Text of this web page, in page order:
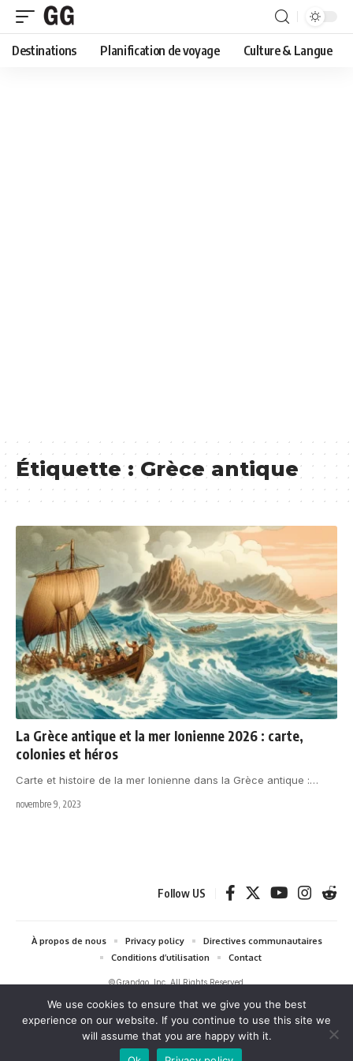
Destinations Planification de voyage Culture & Langue
Étiquette :Grèce antique
La Grèce antique et la mer Ionienne 2026 : carte,
colonies et héros
Carte et histoire de la mer Ionienne dans la Grèce antique :…
novembre 9, 2023
Follow US
©Grandgo, Inc. All Rights Reserved.
À propos de nous Privacy policy
Directives communautaires
Conditions d’utilisation
Contact
grandgo.com participe au Programme Partenaires d'Amazon EU et au
Amazon Services LLC Associates Program — des programmes d'affiliation
conçus pour permettre à des sites de percevoir une rémunération grâce à
la création de liens vers Amazon. En tant que Partenaire Amazon, nous
We use cookies to ensure that we give you the best
experience on our website. If you continue to use this site we
will assume that you are happy with it.